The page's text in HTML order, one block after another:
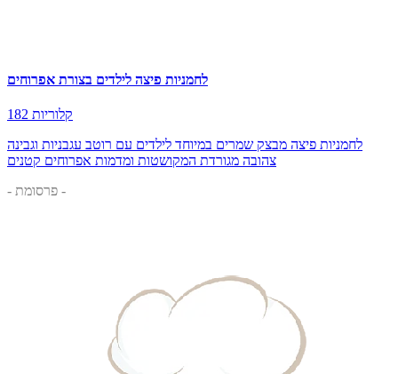
לחמניות פיצה לילדים בצורת אפרוחים
182 קלוריות
לחמניות פיצה מבצק שמרים במיוחד לילדים עם רוטב עגבניות וגבינה
צהובה מגורדת המקושטות ומדמות אפרוחים קטנים
- פרסומת -